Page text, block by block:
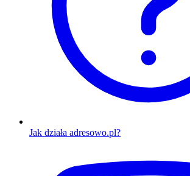
Jak działa adresowo.pl?